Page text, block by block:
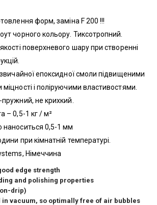
форм, заміна F 200 !!!
чорного кольору. Тиксотропний.
поверхневого шару при створенні
звичайної епоксидної смоли підвищеними
і поліруючими властивостями.
не крихкий.
– 0,5-1 кг / м²
0,5-1 мм
при кімнатній температурі.
Німеччина
edge strength
and polishing properties
drip)
vacuum, so optimally free of air bubbles